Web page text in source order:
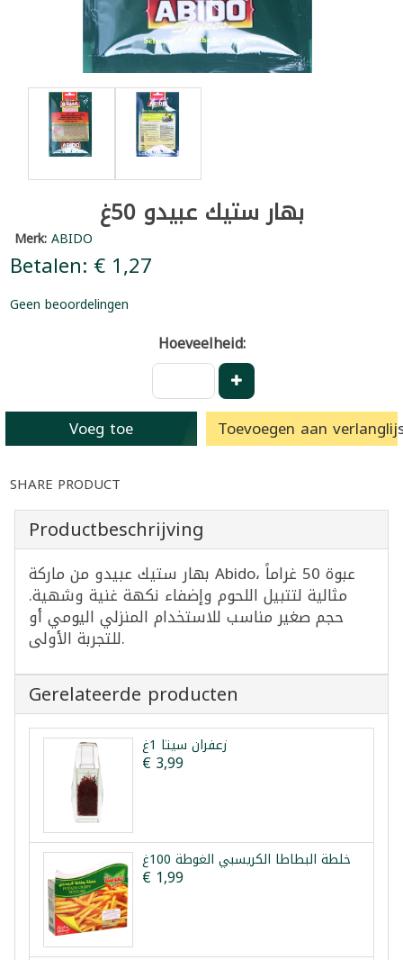
بهار ستيك عبيدو 50غ
Merk:ABIDO
Betalen: € 1,27
Geen beoordelingen
Hoeveelheid:
Voeg toe Toevoegen aan
SHARE PRODUCT
Productbeschrijving
بهار ستيك عبيدو من ماركة Abido، عبوة 50 غراماً
مثالية لتتبيل اللحوم وإضفاء نكهة غنية وشهية.
حجم صغير مناسب للاستخدام المنزلي اليومي أو
للتجربة الأولى.
Gerelateerde producten
زعفران سيتا 1غ
€ 3,99
خلطة البطاطا الكريسبي الغوطة 100غ
€ 1,99